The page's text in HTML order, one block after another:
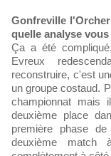
Gonfreville l'Orcher a terminé leader de la première phase,
quelle analyse
Ça a été
Evreux
reconstruire, c'est
un groupe costaud.
championnat mais
deuxième place
première phase
deuxième